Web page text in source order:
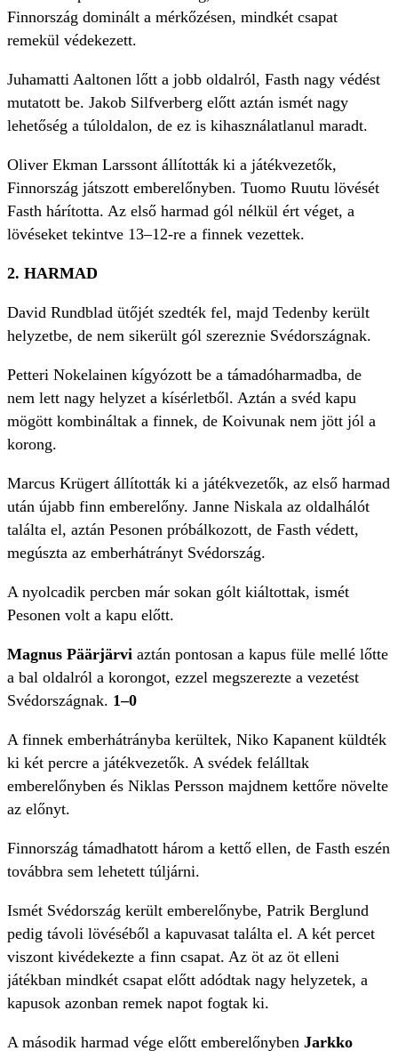
Finnország dominált a mérkőzésen, mindkét csapat
remekül védekezett.
Juhamatti Aaltonen lőtt a jobb oldalról, Fasth nagy védést
mutatott be. Jakob Silfverberg előtt aztán ismét nagy
lehetőség a túloldalon, de ez is kihasználatlanul maradt.
Oliver Ekman Larssont állították ki a játékvezetők,
Finnország játszott emberelőnyben. Tuomo Ruutu lövését
Fasth hárította. Az első harmad gól nélkül ért véget, a
lövéseket tekintve 13–12-re a finnek vezettek.
2. HARMAD
David Rundblad ütőjét szedték fel, majd Tedenby került
helyzetbe, de nem sikerült gól szereznie Svédországnak.
Petteri Nokelainen kígyózott be a támadóharmadba, de
nem lett nagy helyzet a kísérletből. Aztán a svéd kapu
mögött kombináltak a finnek, de Koivunak nem jött jól a
korong.
Marcus Krügert állították ki a játékvezetők, az első harmad
után újabb finn emberelőny. Janne Niskala az oldalhálót
találta el, aztán Pesonen próbálkozott, de Fasth védett,
megúszta az emberhátrányt Svédország.
A nyolcadik percben már sokan gólt kiáltottak, ismét
Pesonen volt a kapu előtt.
Magnus Päärjärvi aztán pontosan a kapus füle mellé lőtte
a bal oldalról a korongot, ezzel megszerezte a vezetést
Svédországnak. 1–0
A finnek emberhátrányba kerültek, Niko Kapanent küldték
ki két percre a játékvezetők. A svédek felálltak
emberelőnyben és Niklas Persson majdnem kettőre növelte
az előnyt.
Finnország támadhatott három a kettő ellen, de Fasth eszén
továbbra sem lehetett túljárni.
Ismét Svédország került emberelőnybe, Patrik Berglund
pedig távoli lövéséből a kapuvasat találta el. A két percet
viszont kivédekezte a finn csapat. Az öt az öt elleni
játékban mindkét csapat előtt adódtak nagy helyzetek, a
kapusok azonban remek napot fogtak ki.
A második harmad vége előtt emberelőnyben Jarkko